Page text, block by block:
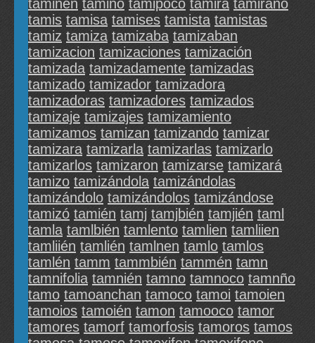
taminén taminó tamipoco tamira tamirano
tamis tamisa tamises tamista tamistas
tamiz tamiza tamizaba tamizaban
tamizacion tamizaciones tamización
tamizada tamizadamente tamizadas
tamizado tamizador tamizadora
tamizadoras tamizadores tamizados
tamizaje tamizajes tamizamiento
tamizamos tamizan tamizando tamizar
tamizara tamizarla tamizarlas tamizarlo
tamizarlos tamizaron tamizarse tamizará
tamizo tamizándola tamizándolas
tamizándolo tamizándolos tamizándose
tamizó tamién tamj tamjbién tamjién taml
tamla tamlbién tamlento tamlien tamliien
tamliién tamlién tamlnen tamlo tamlos
tamlén tamm tammbién tammén tamn
tamnifolia tamnién tamno tamnoco tamnño
tamo tamoanchan tamoco tamoi tamoien
tamoios tamoién tamon tamooco tamor
tamores tamorf tamorfosis tamoros tamos